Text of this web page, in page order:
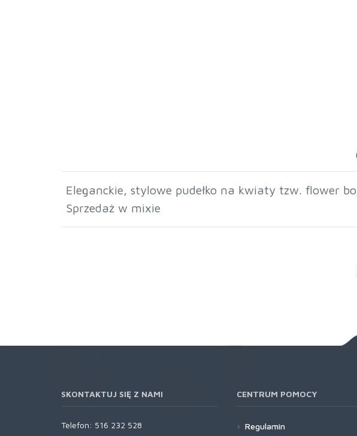
Eleganckie, stylowe pudełko na kwiaty tzw. flower
Sprzedaż w mixie
SKONTAKTUJ SIĘ Z NAMI
Telefon: 516 232 528
CENTRUM POMOCY
Regulamin